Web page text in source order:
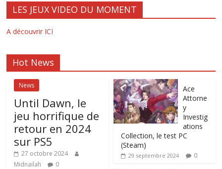
LES JEUX VIDEO DU MOMENT
A découvrir ICI
Hot News
News
Until Dawn, le
jeu horrifique de
retour en 2024
sur PS5
27 octobre 2024
Midnailah
0
Ace
Attorne
y
Investig
ations
Collection, le test PC
(Steam)
29 septembre 2024 0